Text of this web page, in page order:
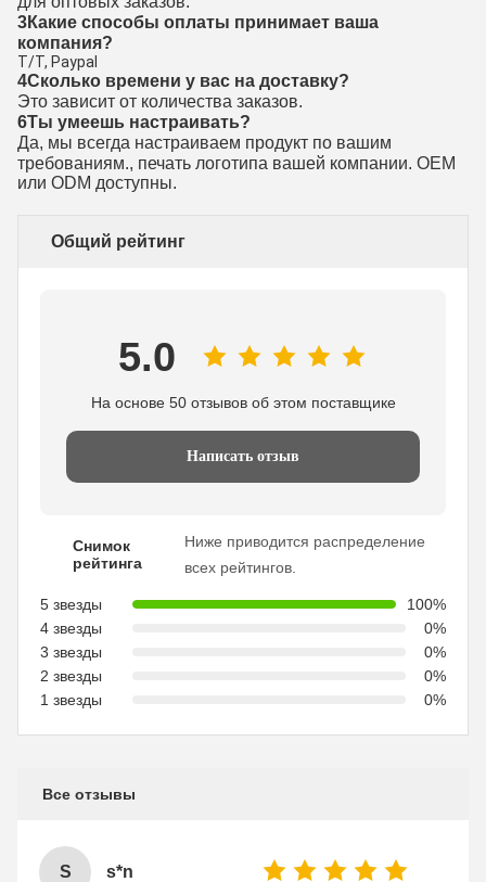
3Какие способы оплаты принимает ваша
компания?
T/T, Paypal
4Сколько времени у вас на доставку?
Это зависит от количества заказов.
6Ты умеешь настраивать?
Да, мы всегда настраиваем продукт по вашим
требованиям., печать логотипа вашей компании. OEM
или ODM доступны.
Общий рейтинг
5.0
На основе 50 отзывов об этом поставщике
Написать отзыв
Снимок
рейтинга
Ниже приводится распределение
всех рейтингов.
5 звезды
100%
4 звезды
0%
3 звезды
0%
2 звезды
0%
1 звезды
0%
Все отзывы
S s*n